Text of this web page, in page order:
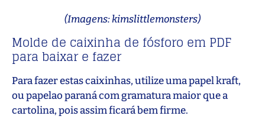
(Imagens: kimslittlemonsters)
Molde de caixinha de fósforo em PDF
para baixar e fazer
Para fazer estas caixinhas, utilize uma papel kraft,
ou papelao paraná com gramatura maior que a
cartolina, pois assim ficará bem firme.